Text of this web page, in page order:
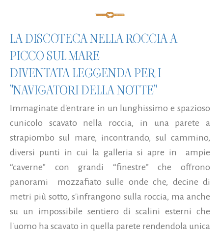
LA DISCOTECA NELLA ROCCIA A
PICCO SUL MARE
DIVENTATA LEGGENDA PER I
"NAVIGATORI DELLA NOTTE"
Immaginate d'entrare in un lunghissimo e spazioso
cunicolo scavato nella roccia, in una parete a
strapiombo sul mare, incontrando, sul cammino,
diversi punti in cui la galleria si apre in ampie
“caverne” con grandi “finestre” che offrono
panorami mozzafiato sulle onde che, decine di
metri più sotto, s'infrangono sulla roccia, ma anche
su un impossibile sentiero di scalini esterni che
l'uomo ha scavato in quella parete rendendola unica